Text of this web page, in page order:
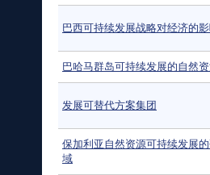
巴西可持续发展战略对经济的
巴哈马群岛可持续发展的自然
发展可替代方案集团
保加利亚自然资源可持续发展
域